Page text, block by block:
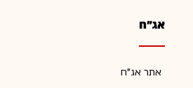
אג"ח
אתר אג"ח